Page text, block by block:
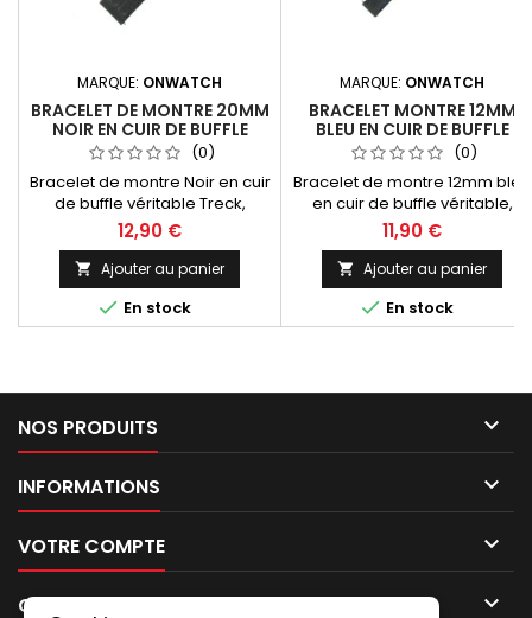
MARQUE: ONWATCH
BRACELET DE MONTRE 20MM
NOIR EN CUIR DE BUFFLE
FABRICATION ARTISANALE
EUROPÉENNE
(0)
Bracelet de montre Noir en cuir
de buffle véritable Treck,
largeurs 20mm, construction
structurée double jonc,
dynamique et sportif.
Fabrication artisanale Made in
Spain.
12,90 €
 Ajouter au panier
 En stock
MARQUE: ONWATCH
BRACELET MONTRE 12MM
BLEU EN CUIR DE BUFFLE
FABRICATION ARTISANALE
(0)
Bracelet de montre 12mm bleu
en cuir de buffle véritable,
construction bombée
classique avec coutures ton
sur ton. Fabrication artisanale
Made in Spain.
11,90 €
 Ajouter au panier
 En stock
NOS PRODUITS 
INFORMATIONS 
VOTRE COMPTE 
CONTACT 